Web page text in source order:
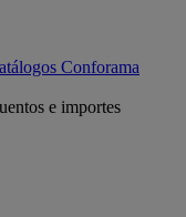
Conforama
e importes